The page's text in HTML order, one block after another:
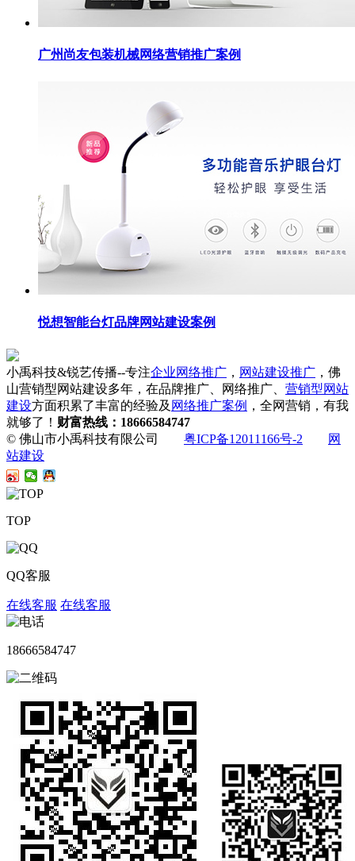
广州尚友包装机械网络营销推广案例
悦想智能台灯品牌网站建设案例
小禹科技&锐艺传播--专注企业网络推广 ， 网站建设推广 ，佛
山营销型网站建设多年，在品牌推广、网络推广、 营销型网站
建设方面积累了丰富的经验及 网络推广案例 ，全网营销，有我
就够了！ 财富热线：18666584747
© 佛山市小禹科技有限公司 粤ICP备12011166号-2
网
站建设
TOP
QQ客服
在线客服 在线客服
18666584747